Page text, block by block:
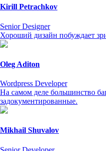
Kirill Petrachkov
Senior Designer
Хороший дизайн побуждает
Oleg Aditon
Wordpress Developer
На самом деле большинство
задокументированные.
Mikhail Shuvalov